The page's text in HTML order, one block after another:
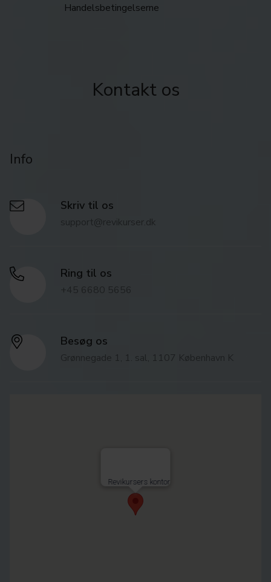
Handelsbetingelserne
Kontakt os
Info
Skriv til os
support@revikurser.dk
Ring til os
+45 6680 5656
Besøg os
Grønnegade 1, 1. sal, 1107 København K
Revikursers kontor